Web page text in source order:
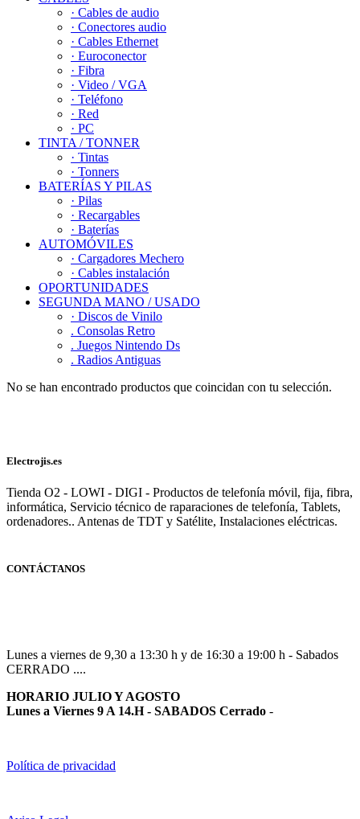
· Cables de audio
· Conectores audio
· Cables Ethernet
· Euroconector
· Fibra
· Video / VGA
· Teléfono
· Red
· PC
TINTA / TONNER
· Tintas
· Tonners
BATERÍAS Y PILAS
· Pilas
· Recargables
· Baterías
AUTOMÓVILES
· Cargadores Mechero
· Cables instalación
OPORTUNIDADES
SEGUNDA MANO / USADO
· Discos de Vinilo
. Consolas Retro
. Juegos Nintendo Ds
. Radios Antiguas
No se han encontrado productos que coincidan con tu selección.
Electrojis.es
Tienda O2 - LOWI - DIGI - Productos de telefonía móvil, fija, fibra,
informática, Servicio técnico de raparaciones de telefonía, Tablets,
ordenadores.. Antenas de TDT y Satélite, Instalaciones eléctricas.
CONTÁCTANOS
Lunes a viernes de 9,30 a 13:30 h y de 16:30 a 19:00 h - Sabados
CERRADO ....
HORARIO JULIO Y AGOSTO
Lunes a Viernes 9 A 14.H - SABADOS Cerrado -
Política de privacidad